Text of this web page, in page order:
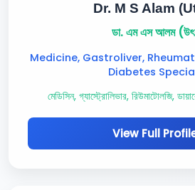
Dr. M S Alam
ডা. এম এস আলম
Medicine, Gastroliver,
Diabetes
মেডিসিন, গ্যাস্ট্রোলিভার, রিউমাটোলজি,
View Full